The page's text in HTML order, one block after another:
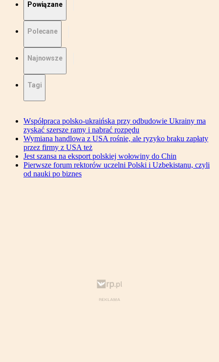
Powiązane
Polecane
Najnowsze
Tagi
Współpraca polsko-ukraińska przy odbudowie Ukrainy ma
zyskać szersze ramy i nabrać rozpędu
Wymiana handlowa z USA rośnie, ale ryzyko braku zapłaty
przez firmy z USA też
Jest szansa na eksport polskiej wołowiny do Chin
Pierwsze forum rektorów uczelni Polski i Uzbekistanu, czyli
od nauki po biznes